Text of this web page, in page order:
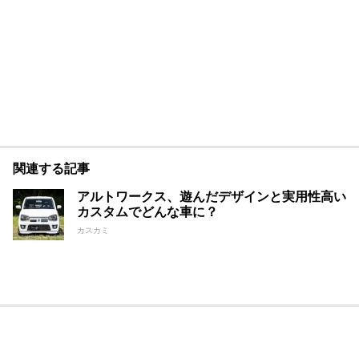
関連する記事
アルトワークス、遊んだデザインと実用性高い
カスタムでどんな車に？
カスカミ